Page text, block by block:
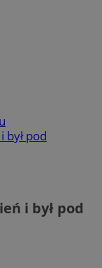
był pod
i był pod